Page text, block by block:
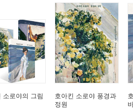
소로야의 그림
호아킨 소로야 풍경과
정원